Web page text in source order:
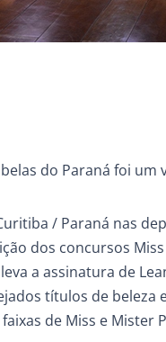
do Paraná foi um
/ Paraná nas
dos concursos
a assinatura de
títulos de
de Miss e Mister